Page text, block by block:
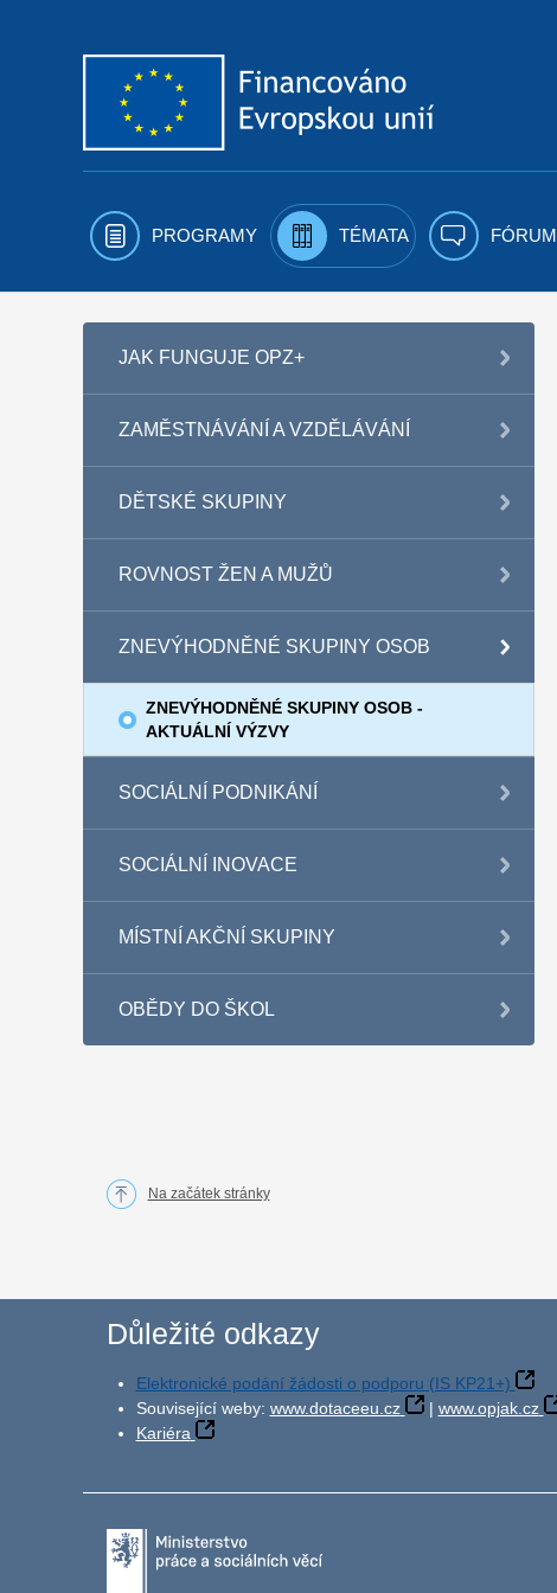
PROGRAMY TÉMATA FÓRUM
JAK FUNGUJE OPZ+
ZAMĚSTNÁVÁNÍ A VZDĚLÁVÁNÍ
DĚTSKÉ SKUPINY
ROVNOST ŽEN A MUŽŮ
ZNEVÝHODNĚNÉ SKUPINY OSOB
ZNEVÝHODNĚNÉ SKUPINY OSOB -
AKTUÁLNÍ VÝZVY
SOCIÁLNÍ PODNIKÁNÍ
SOCIÁLNÍ INOVACE
MÍSTNÍ AKČNÍ SKUPINY
OBĚDY DO ŠKOL
Na začátek stránky
Důležité odkazy
Elektronické podání žádosti o podporu (IS KP21+)
Související weby: www.dotaceeu.cz | www.opjak.cz
Kariéra